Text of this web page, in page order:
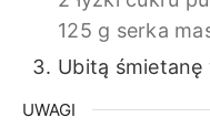
125 g serka
Ubitą śmietanę
UWAGI